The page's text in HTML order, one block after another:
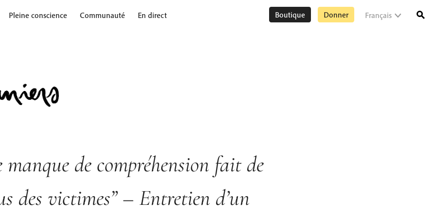
Pleine conscience Communauté En direct Boutique Donner Français
manque de compréhension fait de
des victimes” – Entretien d’un